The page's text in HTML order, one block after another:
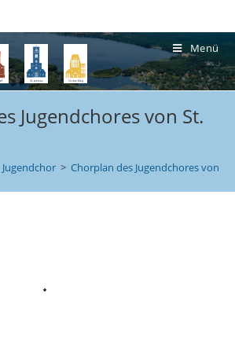
Menü
Jugendchores von St.
Jugendchor > Chorplan des Jugendchores von St.